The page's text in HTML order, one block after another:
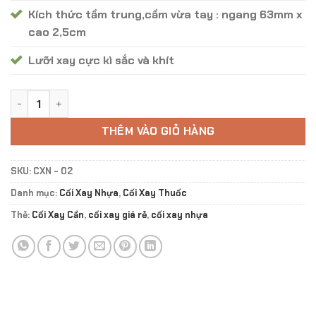
Kích thức tầm trung,cầm vừa tay : ngang 63mm x
cao 2,5cm
Lưỡi xay cực kì sắc và khít
THÊM VÀO GIỎ HÀNG
SKU: CXN - 02
Danh mục: Cối Xay Nhựa, Cối Xay Thuốc
Thẻ: Cối Xay Cần, cối xay giá rẻ, cối xay nhựa